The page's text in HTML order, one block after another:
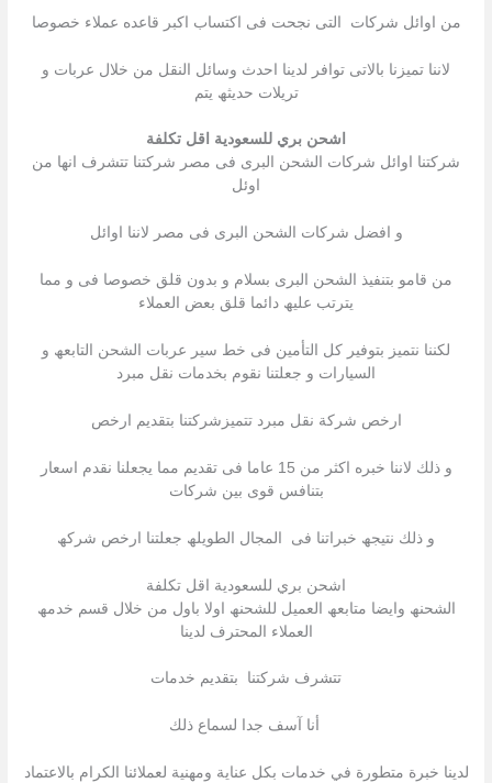
من اوائل شركات التى نجحت فى اكتساب اكبر قاعده عملاء خصوصا
لاننا تمیزنا بالاتى توافر لدینا احدث وسائل النقل من خلال عربات و
تریلات حدیثھ یتم
اشحن بري للسعودية اقل تكلفة
شركتنا اوائل شركات الشحن البرى فى مصر شركتنا تتشرف انھا من
اوئل
و افضل شركات الشحن البرى فى مصر لاننا اوائل
من قامو بتنفیذ الشحن البرى بسلام و بدون قلق خصوصا فى و مما
یترتب علیھ دائما قلق بعض العملاء
لكننا نتمیز بتوفیر كل التأمین فى خط سیر عربات الشحن التابعھ و
السیارات و جعلتنا نقوم بخدمات نقل مبرد
ارخص شركة نقل مبرد تتمیزشركتنا بتقدیم ارخص
و ذلك لاننا خبره اكثر من 15 عاما فى تقدیم مما یجعلنا نقدم اسعار
بتنافس قوى بین شركات
و ذلك نتیجھ خبراتنا فى المجال الطویلھ جعلتنا ارخص شركھ
اشحن بري للسعودية اقل تكلفة
الشحنھ وایضا متابعھ العمیل للشحنھ اولا باول من خلال قسم خدمھ
العملاء المحترف لدینا
تتشرف شركتنا بتقدیم خدمات
أنا آسف جدا لسماع ذلك
لدينا خبرة متطورة في خدمات بكل عناية ومهنية لعملائنا الكرام بالاعتماد